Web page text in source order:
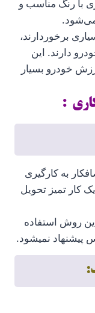
با رنگ مناسب و
برخوردارند،
دارند. این
خودرو بسیار
:
به کارگیری
کار تمیز تحویل
روش استفاده
نمیشود.